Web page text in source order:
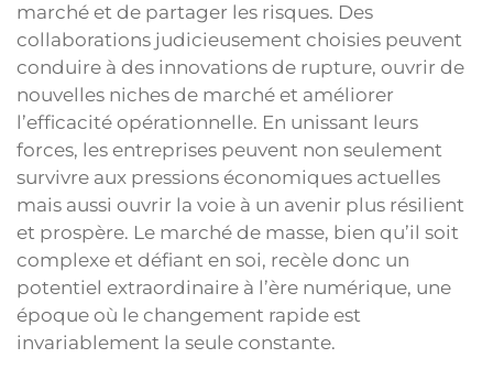
marché et de partager les risques. Des
collaborations judicieusement choisies peuvent
conduire à des innovations de rupture, ouvrir de
nouvelles niches de marché et améliorer
l’efficacité opérationnelle. En unissant leurs
forces, les entreprises peuvent non seulement
survivre aux pressions économiques actuelles
mais aussi ouvrir la voie à un avenir plus résilient
et prospère. Le marché de masse, bien qu’il soit
complexe et défiant en soi, recèle donc un
potentiel extraordinaire à l’ère numérique, une
époque où le changement rapide est
invariablement la seule constante.